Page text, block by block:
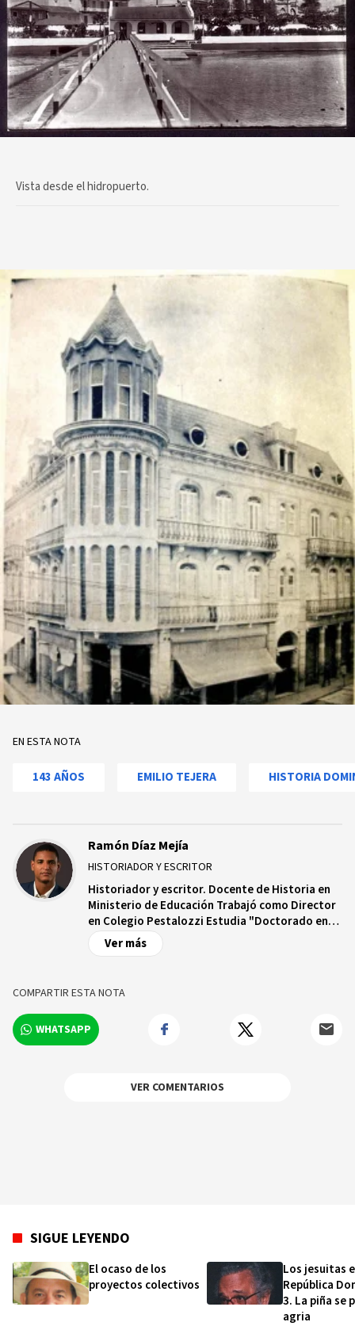
Vista desde el hidropuerto.
EN ESTA NOTA
143 AÑOS EMILIO TEJERA HISTORIA
Ramón Díaz Mejía
HISTORIADOR Y ESCRITOR
Historiador y escritor. Docente de Historia en
Ministerio de Educación Trabajó como Director
en Colegio Pestalozzi Estudia "Doctorado en
Ciencias de la Educacion" en Humboldt
International University Estudió Maestría en
Sociales en Universidad Central del Este.
Ver más
COMPARTIR ESTA NOTA
WHATSAPP
VER COMENTARIOS
SIGUE LEYENDO
El ocaso de los
proyectos colectivos
Los jesuitas
República
3. La piña se
agria